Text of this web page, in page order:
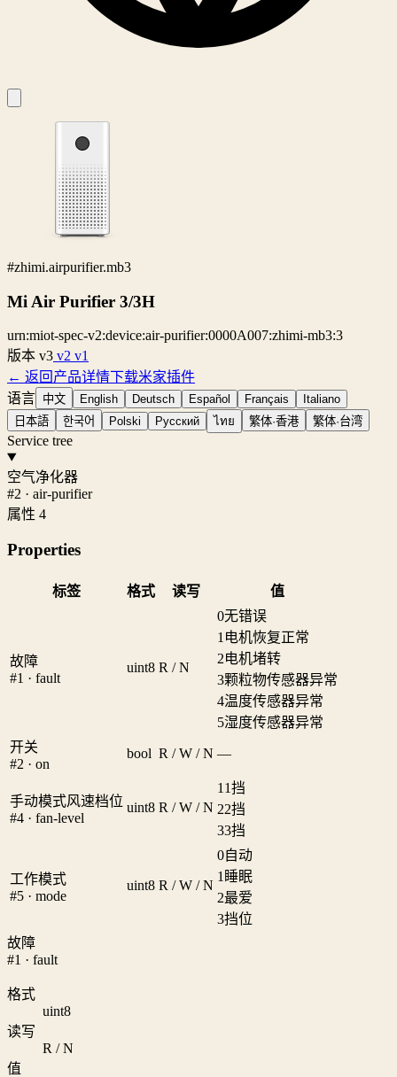
#zhimi.airpurifier.mb3
Mi Air Purifier 3/3H
urn:miot-spec-v2:device:air-purifier:0000A007:zhimi-mb3:3
版本 v3 v2 v1
← 返回产品详情下载米家插件
语言 中文 English Deutsch Español Français
Italiano
日本語
한국어 Polski Русский ไทย 繁体·香港 繁体·台湾
Service tree
空气净化器
#2 · air-purifier
属性 4
Properties
标签 格式 读写 值
故障
#1 · fault
uint8 R / N
0无错误
1 电机恢复正常
2电机堵转
3颗粒物传感器异常
4温度传感器异常
5湿度传感器异常
开关
#2 · on
bool R / W / N —
手动模式风速档位
#4 · fan-level
uint8 R / W / N
1 1挡
22挡
33挡
工作模式
#5 · mode
uint8 R / W / N
0自动
1 睡眠
2最爱
3挡位
故障
#1 · fault
格式
uint8
读写
R / N
值